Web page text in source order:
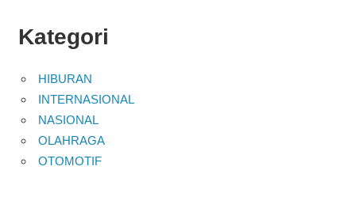
Kategori
HIBURAN
INTERNASIONAL
NASIONAL
OLAHRAGA
OTOMOTIF